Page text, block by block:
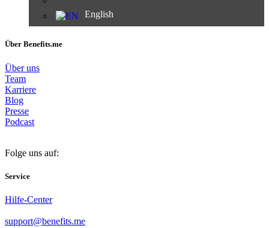
English
Über Benefits.me
Über uns
Team
Karriere
Blog
Presse
Podcast
Folge uns auf:
Service
Hilfe-Center
support@benefits.me